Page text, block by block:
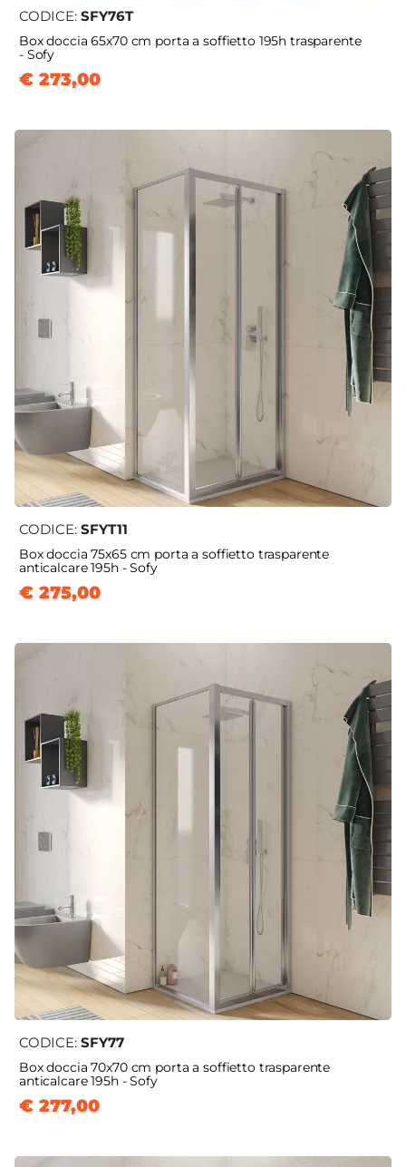
CODICE: SFY76T
Box doccia 65x70 cm porta a soffietto 195h trasparente
- Sofy
€ 273,00
CODICE: SFYT11
Box doccia 75x65 cm porta a soffietto trasparente
anticalcare 195h - Sofy
€ 275,00
CODICE: SFY77
Box doccia 70x70 cm porta a soffietto trasparente
anticalcare 195h - Sofy
€ 277,00